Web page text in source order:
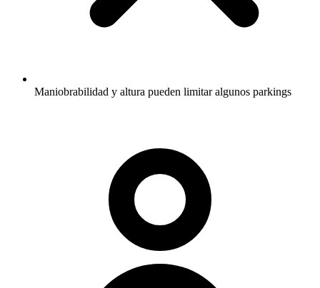
Maniobrabilidad y altura pueden limitar algunos parkings